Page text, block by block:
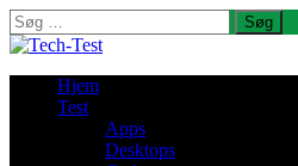
Søg
efter:
Hjem
Test
Apps
Desktops